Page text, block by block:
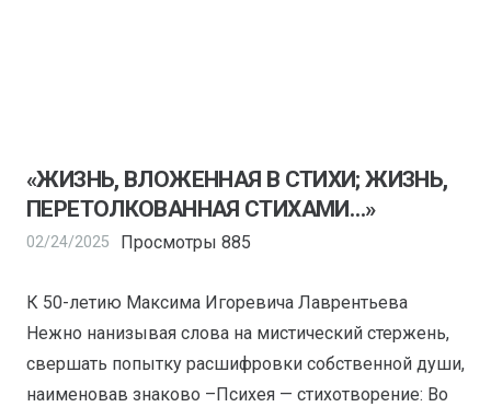
«ЖИЗНЬ, ВЛОЖЕННАЯ В СТИХИ; ЖИЗНЬ,
ПЕРЕТОЛКОВАННАЯ СТИХАМИ…»
02/24/2025 Просмотры 885
К 50-летию Максима Игоревича Лаврентьева
Нежно нанизывая слова на мистический стержень,
свершать попытку расшифровки собственной души,
наименовав знаково –Психея — стихотворение: Во